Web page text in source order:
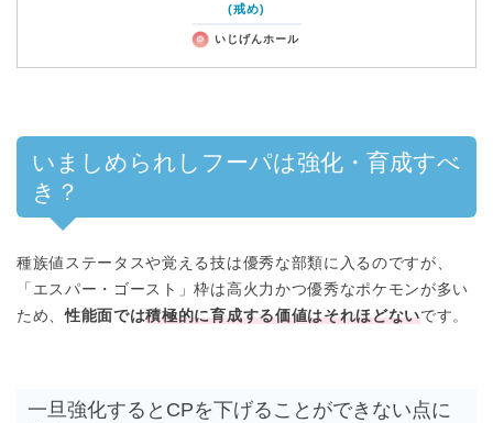
(戒め)
いじげんホール
いましめられしフーパは強化・育成すべ
き？
種族値ステータスや覚える技は優秀な部類に入るのですが、
「エスパー・ゴースト」枠は高火力かつ優秀なポケモンが多い
ため、性能面では積極的に育成する価値はそれほどないです。
一旦強化するとCPを下げることができない点に